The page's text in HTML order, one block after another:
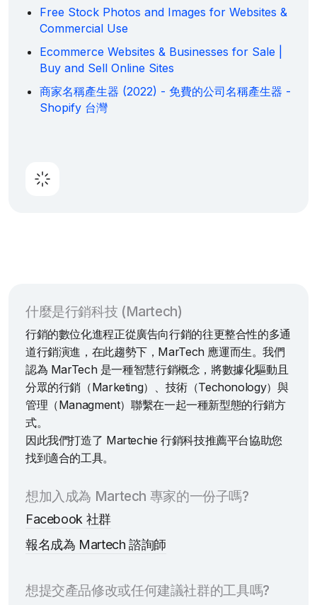
Free Stock Photos and Images for Websites &
Commercial Use
Ecommerce Websites & Businesses for Sale |
Buy and Sell Online Sites
商家名稱產生器 (2022) - 免費的公司名稱產生器 -
Shopify 台灣
什麼是行銷科技 (Martech)
行銷的數位化進程正從廣告向行銷的往更整合性的多通
道行銷演進，在此趨勢下，MarTech 應運而生。我們
認為 MarTech 是一種智慧行銷概念，將數據化驅動且
分眾的行銷（Marketing）、技術（Techonology）與
管理（Managment）聯繫在一起一種新型態的行銷方
式。
因此我們打造了 Martechie 行銷科技推薦平台協助您
找到適合的工具。
想加入成為 Martech 專家的一份子嗎?
Facebook 社群
報名成為 Martech 諮詢師
想提交產品修改或任何建議社群的工具嗎?